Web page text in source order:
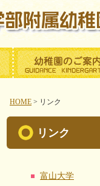
HOME > リンク
リンク
富山大学